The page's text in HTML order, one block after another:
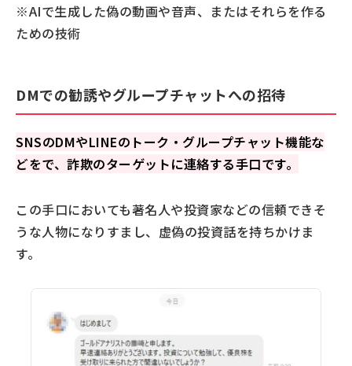
※AIで生成した偽の動画や音声、またはそれらを作る
ための技術
DMでの勧誘やグループチャットへの招待
SNSのDMやLINEのトーク・グループチャット機能な
どをで、詐欺のターゲットに連絡する手口です。
この手口においても著名人や投資家などの信頼できそ
うな人物になりすまし、虚偽の投資話を持ちかけま
す。